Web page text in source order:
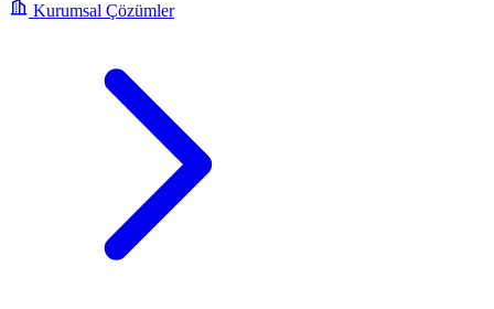
Kurumsal Çözümler